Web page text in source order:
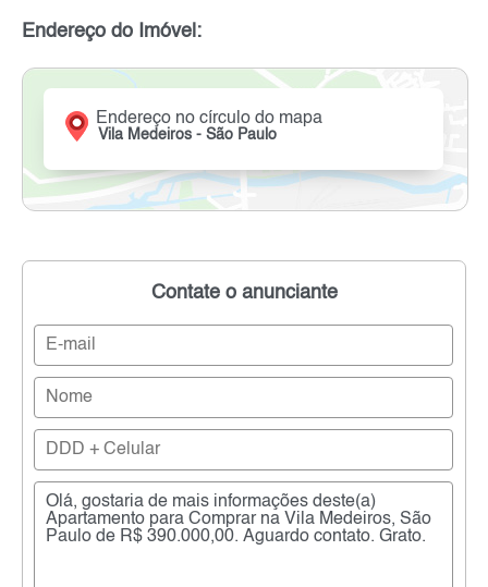
Endereço do Imóvel:
Endereço no círculo do mapa
Vila Medeiros - São Paulo
Contate o anunciante